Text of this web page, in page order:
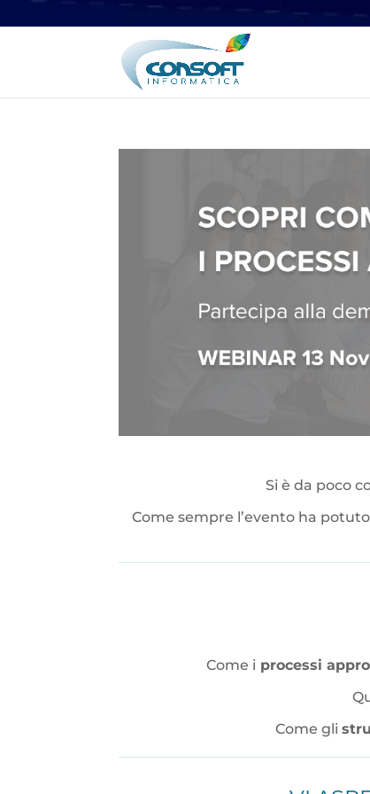
Si è da poco
Come sempre l’evento ha
Come i processi
Come gli